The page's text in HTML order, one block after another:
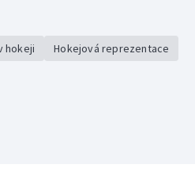
hokeji Hokejová reprezentace